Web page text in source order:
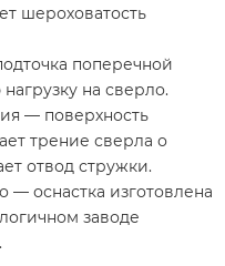
шероховатость
поперечной
на сверло.
— поверхность
трение сверла о
отвод стружки.
— оснастка изготовлена
заводе